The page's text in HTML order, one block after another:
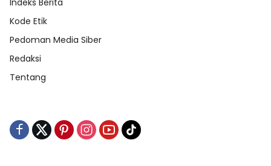
Indeks Berita
Kode Etik
Pedoman Media Siber
Redaksi
Tentang